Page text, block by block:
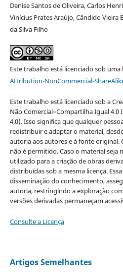
Denise Santos de Oliveira, Carlos
Vinícius Prates Araújo, Cândido
da Silva Filho
Este trabalho está licenciado sob uma
Attribution-NonCommercial-
Este trabalho está licenciado sob a
Não Comercial–Compartilha Igual 4.0
4.0). Isso significa que qualquer
redistribuir e adaptar o material,
autoria aos autores e à fonte original.
não é permitido. Caso o material seja
utilizado para a criação de obras
distribuídas sob a mesma licença.
disseminação do conhecimento,
autoria, restringindo a exploração
versões derivadas permaneçam
Consulte a Licença
Artigos Semelhantes